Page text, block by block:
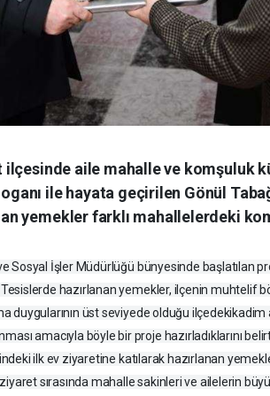
ilçesinde aile mahalle ve komşuluk
ile hayata geçirilen Gönül
yemekler farklı mahallelerdeki
Sosyal İşler Müdürlüğü bünyesinde başlatılan
hazırlanan yemekler, ilçenin muhtelif
duygularının üst seviyede olduğu ilçedekikadim
amacıyla böyle bir proje hazırladıklarını
ilk ev ziyaretine katılarak hazırlanan
sırasında mahalle sakinleri ve ailelerin